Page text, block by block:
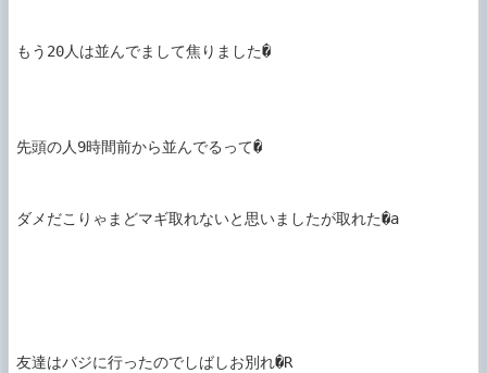
もう20人は並んでまして焦りました�
先頭の人9時間前から並んでるって�
ダメだこりゃまどマギ取れないと思いましたが取れた�a
友達はバジに行ったのでしばしお別れ�R